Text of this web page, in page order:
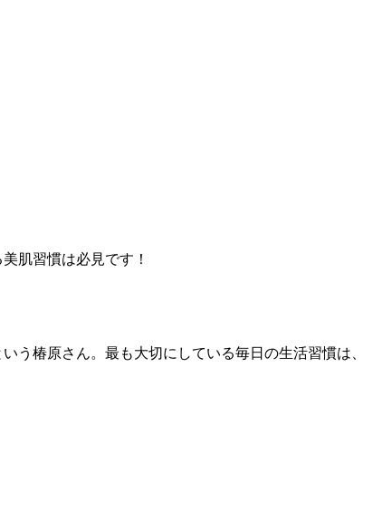
肌習慣は必見です！
う椿原さん。最も大切にしている毎日の生活習慣は、